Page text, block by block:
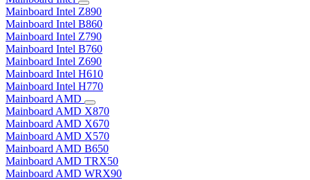
Mainboard Intel Z890
Mainboard Intel B860
Mainboard Intel Z790
Mainboard Intel B760
Mainboard Intel Z690
Mainboard Intel H610
Mainboard Intel H770
Mainboard AMD
Mainboard AMD X870
Mainboard AMD X670
Mainboard AMD X570
Mainboard AMD B650
Mainboard AMD TRX50
Mainboard AMD WRX90